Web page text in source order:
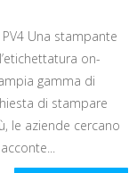
Una stampante
on-
gamma di
di stampare
le aziende cercano